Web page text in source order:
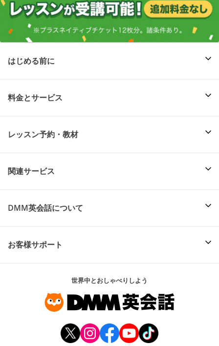
はじめる前に
料金とサービス
レッスン予約・教材
関連サービス
DMM英会話について
お客様サポート
世界中とおしゃべりしよう